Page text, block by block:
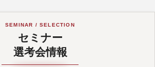
SEMINAR / SELECTION
セミナー
選考会情報